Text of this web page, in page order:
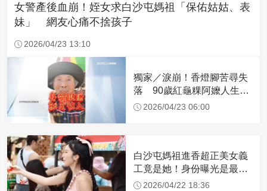
女警產後血崩！姪女求白沙屯媽祖「保佑姑姑、表
妹」 網友心痛不捨孩子
2026/04/23 13:10
獨家／淚崩！香燈腳苦尋失
落 90歲紅龜粿阿嬤人生謝
幕2026/04/23 06:00
白沙屯媽祖進香超正美女義
工竟是她！身份曝光是最美
禮生 一輩子不結婚
2026/04/22 18:36